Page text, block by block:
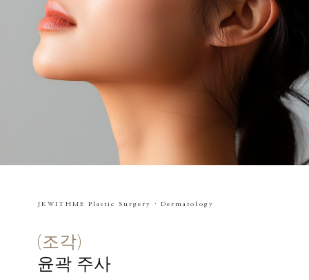
JKWITHME Plastic Surgery · Dermatology
(조각)
윤곽 주사